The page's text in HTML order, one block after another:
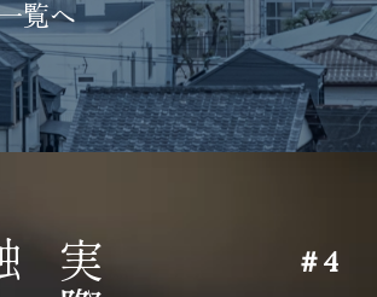
覧へ
＃4